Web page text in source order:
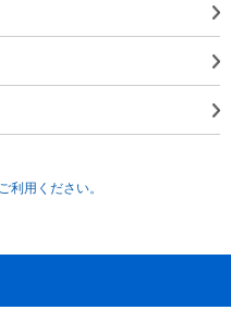
利用ください。